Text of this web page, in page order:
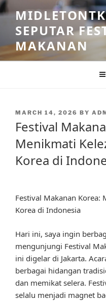
Skip
to
contentSEPUTAR
MAKANAN
POSTED
MARCH 14, 2026 BY
Festival
Menikmati
Korea di
Festival Makanan Korea:
Korea di Indonesia
Hari ini, saya ingin
mengunjungi Festival
ini digelar di Jakarta.
berbagai hidangan
dan memikat selera.
selalu menjadi magnet